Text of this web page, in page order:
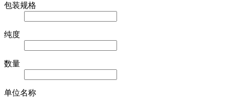
包装规格
纯度
数量
单位名称